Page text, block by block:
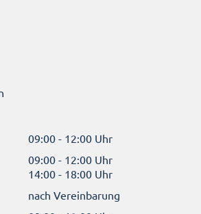
09:00 - 12:00 Uhr
09:00 - 12:00 Uhr
14:00 - 18:00 Uhr
nach Vereinbarung